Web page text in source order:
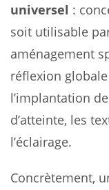
universel :
soit utilisable
aménagement
réflexion
l’implantation
d’atteinte, les
l’éclairage.
Concrètement,